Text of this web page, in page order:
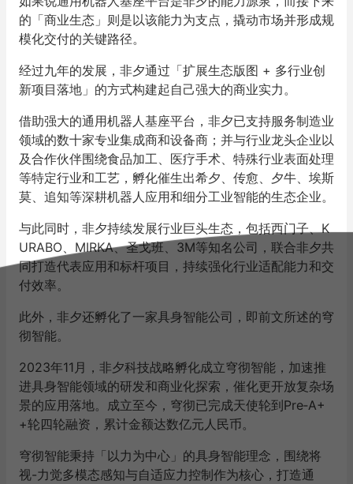
的「商业生态」则是以该能力为支点，撬动市场并形成规
模化交付的关键路径。
经过九年的发展，非夕通过「扩展生态版图 + 多行业创
新项目落地」的方式构建起自己强大的商业实力。
借助强大的通用机器人基座平台，非夕已支持服务制造业
领域的数十家专业集成商和设备商；并与行业龙头企业以
及合作伙伴围绕食品加工、医疗手术、特殊行业表面处理
等特定行业和工艺，孵化催生出希夕、传愈、夕牛、埃斯
莫、追知等深耕机器人应用和细分工业智能的生态企业。
与此同时，非夕持续发展行业巨头生态，包括西门子、K
URABO、MIRKA、圣戈班、3M等知名公司，联合非夕共
同打造代表应用和标杆项目，持续强化行业适配能力和交
付效率。
此外，非夕还孵化了一家具身智能公司，即前文所述的穹
彻智能。
2023年11月，非夕科技战略孵化成立穹彻智能，加速推
进具身智能领域的研发和商业化探索，催化更开放复杂场
景的应用落地。成立至今，穹彻已完成天使轮到Pre‑A+
+轮四轮融资，累计金额达数亿元人民币。
穹彻智能秉持「以力为中心」的具身智能理念，围绕将
视-力觉多模态感知与自适应力控制作为核心，打造通